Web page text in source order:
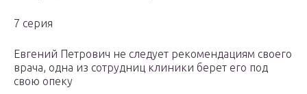
7 серия
Евгений Петрович не следует рекомендациям своего
врача, одна из сотрудниц клиники берет его под
свою опеку